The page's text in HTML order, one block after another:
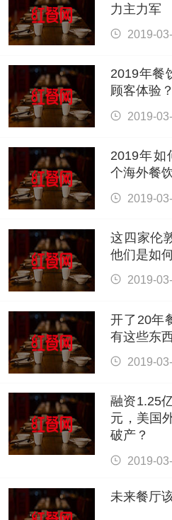
力主力军
2019-
2019年餐
顾客体验？
2019-
2019年如
个海外餐
2019-
这四家伦
他们是如
2019-
开了20年
有这些东
2019-
融资1.25
元，美国
破产？
2019-
未来餐厅